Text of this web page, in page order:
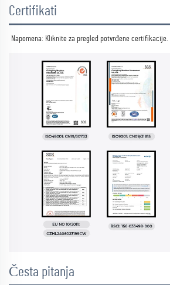
Certifikati
Napomena: Kliknite za pregled potvrđene certifikacije.
Česta pitanja